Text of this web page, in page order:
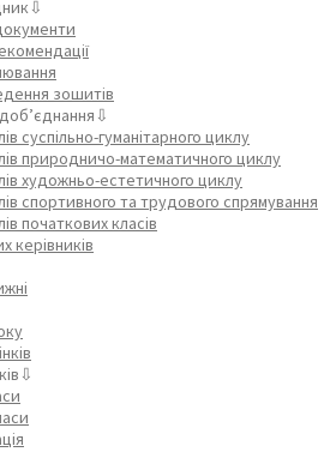
зошитів
суспільно-гуманітарного циклу
природничо-математичного циклу
художньо-естетичного циклу
спортивного та трудового спрямування
початкових класів
керівників